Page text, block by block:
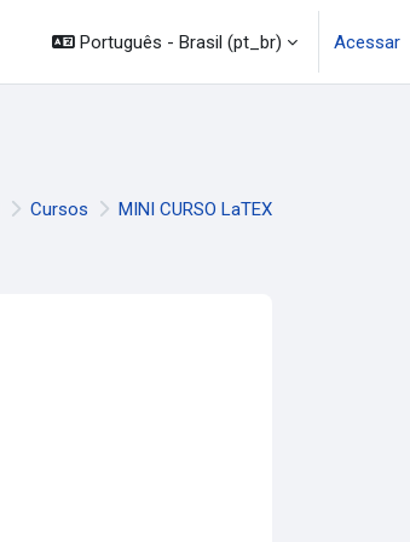
Português - Brasil ‎(pt_br)‎ Acessar
Cursos MINI CURSO LaTEX